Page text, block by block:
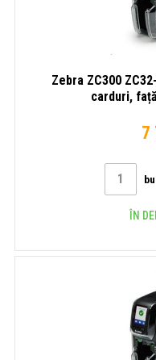
Zebra ZC300
carduri,
7
ÎN